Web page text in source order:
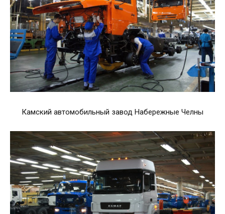
Камский автомобильный завод Набережные Челны